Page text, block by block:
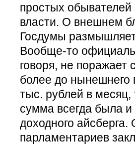
простых обывателей
власти. О внешнем
Госдумы
Вообще-то
говоря, не
более до
тыс. рублей в месяц,
сумма всегда была
доходного айсберга.
парламентариев